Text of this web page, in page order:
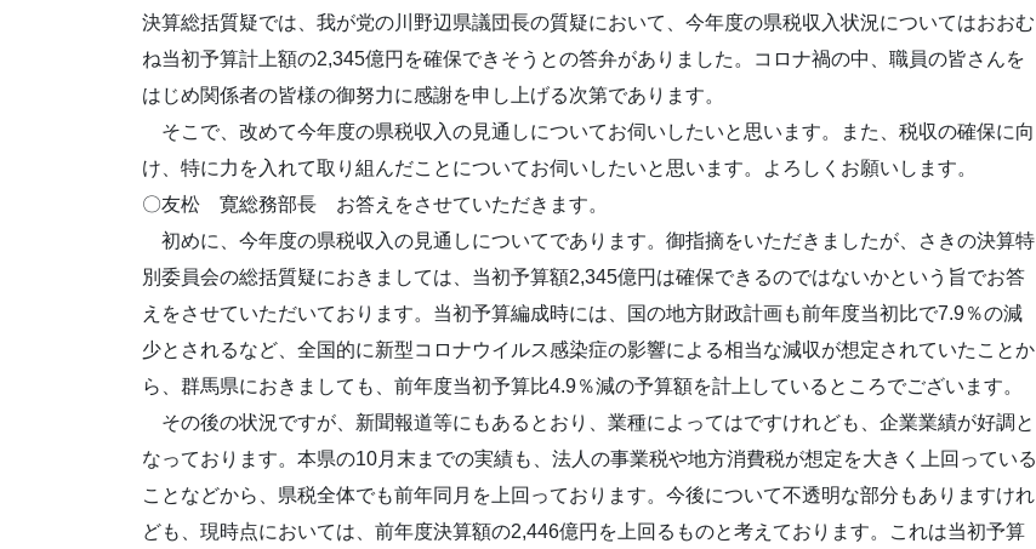
決算総括質疑では、我が党の川野辺県議団長の質疑において、今年度の県税収入状況についてはおおむ
ね当初予算計上額の2,345億円を確保できそうとの答弁がありました。コロナ禍の中、職員の皆さんを
はじめ関係者の皆様の御努力に感謝を申し上げる次第であります。
そこで、改めて今年度の県税収入の見通しについてお伺いしたいと思います。また、税収の確保に向
け、特に力を入れて取り組んだことについてお伺いしたいと思います。よろしくお願いします。
〇友松 寛総務部長 お答えをさせていただきます。
初めに、今年度の県税収入の見通しについてであります。御指摘をいただきましたが、さきの決算特
別委員会の総括質疑におきましては、当初予算額2,345億円は確保できるのではないかという旨でお答
えをさせていただいております。当初予算編成時には、国の地方財政計画も前年度当初比で7.9％の減
少とされるなど、全国的に新型コロナウイルス感染症の影響による相当な減収が想定されていたことか
ら、群馬県におきましても、前年度当初予算比4.9％減の予算額を計上しているところでございます。
その後の状況ですが、新聞報道等にもあるとおり、業種によってはですけれども、企業業績が好調と
なっております。本県の10月末までの実績も、法人の事業税や地方消費税が想定を大きく上回っている
ことなどから、県税全体でも前年同月を上回っております。今後について不透明な部分もありますけれ
ども、現時点においては、前年度決算額の2,446億円を上回るものと考えております。これは当初予算